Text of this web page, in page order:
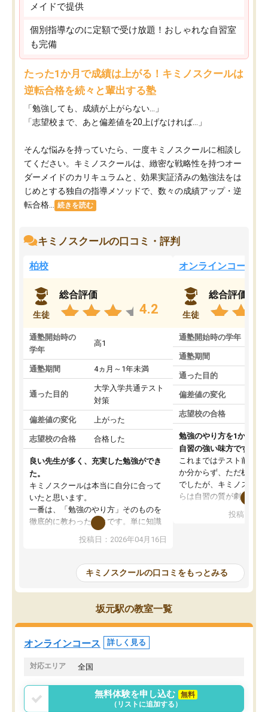
メイドで提供
個別指導なのに定額で受け放題！おしゃれな自習室
も完備
たった1か月で成績は上がる！キミノスクールは
逆転合格を続々と輩出する塾
「勉強しても、成績が上がらない…」
「志望校まで、あと偏差値を20上げなければ…」
そんな悩みを持っていたら、一度キミノスクールに相談し
てください。キミノスクールは、緻密な戦略性を持つオー
ダーメイドのカリキュラムと、効果実証済みの勉強法をは
じめとする独自の指導メソッドで、数々の成績アップ・逆
転合格...
続きを読む
キミノスクールの口コミ・評判
柏校
生徒
総合評価
4.2
通塾開始時の
学年
高1
通塾期間 4ヵ月～1年未満
通った目的
大学入学共通テスト
対策
偏差値の変化 上がった
志望校の合格 合格した
良い先生が多く、充実した勉強ができ
た。
キミノスクールは本当に自分に合って
いたと思います。
一番は、「勉強のやり方」そのものを
徹底的に教わったことです。単に知識
を詰め込むのではなく、自学自習の習
慣が身につくよう並走してくれるの
はなくなりました。
講師の方との距離も近く、親身なコー
チングのおかげで、停滞期もモチベー
ションを維持できました。「やらされ
る勉強」から「目標のための勉強」へ
意識が変わったことが、目標校への合
投稿日：2026年04月16日
オンラインコース
生徒
総合評価
通塾開始時の学年
通塾期間
通った目的
偏差値の変化
志望校の合格
勉強のやり方を1から教
自習の強い味方です。
これまではテスト前に何
か分からず、ただ机に座
でしたが、キミノスクー
らは自習の質が劇的に変
を明確にしてくれるの
の仕方をコーチングして
ルなので、家での学習習
身につきました。結果と
た。自分から学ぶ姿勢を
投稿日：
キミノスクールの口コミをもっとみる
坂元駅の教室一覧
オンラインコース 詳しく見る
対応エリア 全国
無料体験を申し込む
無料
（リストに追加する）